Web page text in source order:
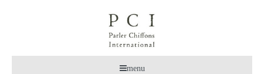
menu